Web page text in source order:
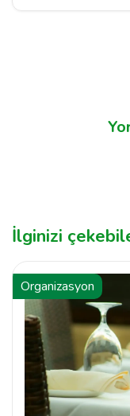
İlginizi
Organizasyon